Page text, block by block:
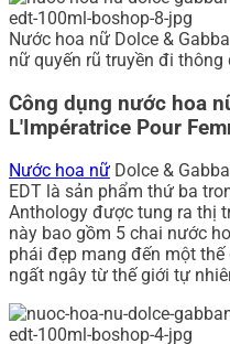
Nước hoa nữ Dolce &
nữ quyến rũ truyền đi
Công dụng nước hoa
L'Impératrice Pour
Nước hoa nữ Dolce &
EDT là sản phẩm thứ ba
Anthology được tung ra thị
này bao gồm 5 chai nước
phái đẹp mang đến một
ngất ngây từ thế giới tự